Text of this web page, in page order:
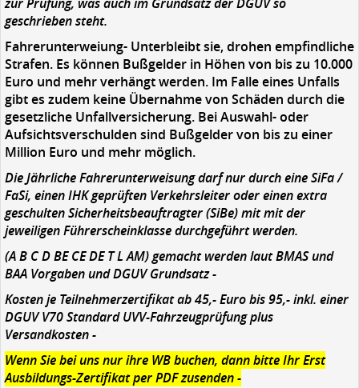
geschrieben steht.
Fahrerunterweiung- Unterbleibt sie, drohen empfindliche
Strafen. Es können Bußgelder in Höhen von bis zu 10.000
Euro und mehr verhängt werden. Im Falle eines Unfalls
gibt es zudem keine Übernahme von Schäden durch die
gesetzliche Unfallversicherung. Bei Auswahl- oder
Aufsichtsverschulden sind Bußgelder von bis zu einer
Million Euro und mehr möglich.
Die Jährliche Fahrerunterweisung darf nur durch eine SiFa /
FaSi, einen IHK geprüften Verkehrsleiter oder einen extra
geschulten Sicherheitsbeauftragter (SiBe) mit mit der
jeweiligen Führerscheinklasse durchgeführt werden.
(A B C D BE CE DE T L AM) gemacht werden laut BMAS und
BAA Vorgaben und DGUV Grundsatz -
Kosten je Teilnehmerzertifikat ab 45,- Euro bis 95,- inkl. einer
DGUV V70 Standard UVV-Fahrzeugprüfung plus
Versandkosten -
Wenn Sie bei uns nur ihre WB buchen, dann bitte Ihr Erst
Ausbildungs-Zertifikat per PDF zusenden -